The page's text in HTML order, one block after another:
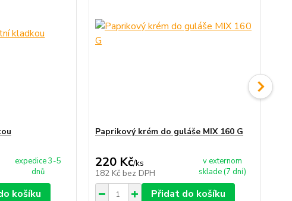
expedice 3-5
dnů
košíku
Paprikový krém do guláše MIX 160 G
220 Kč/ks
182 Kč bez DPH
v externom
sklade (7 dní)
Přidat do košíku